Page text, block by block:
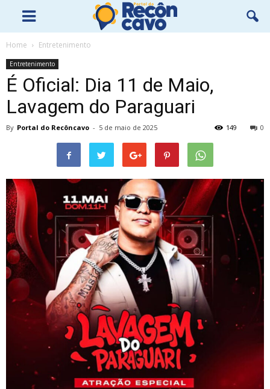
Home Entretenimento
Entretenimento
É Oficial: Dia 11 de Maio,
Lavagem do Paraguari
By Portal do Recôncavo - 5 de maio de 2025 0
149